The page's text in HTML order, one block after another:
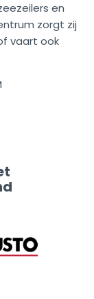
en
zorgt zij
vaart ook